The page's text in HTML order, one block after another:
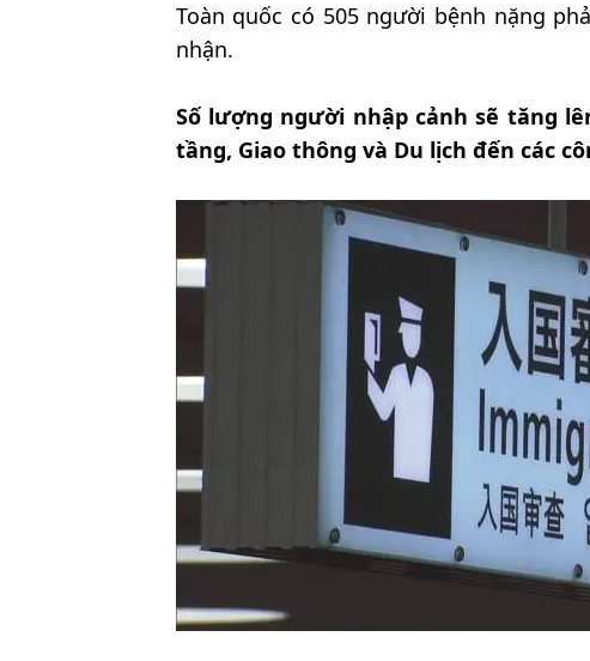
Toàn quốc có 505 người bệnh nặng
nhận.
Số lượng người nhập cảnh sẽ tăng
tầng, Giao thông và Du lịch đến các